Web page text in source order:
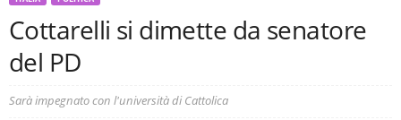
Cottarelli si dimette da senatore
del PD
Sarà impegnato con l'università di Cattolica